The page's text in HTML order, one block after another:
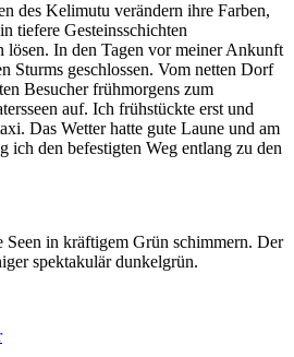
des Kelimutu verändern ihre Farben,
tiefere Gesteinsschichten
lösen. In den Tagen vor meiner Ankunft
Sturms geschlossen. Vom netten Dorf
Besucher frühmorgens zum
auf. Ich frühstückte erst und
Das Wetter hatte gute Laune und am
ich den befestigten Weg entlang zu den
Seen in kräftigem Grün schimmern. Der
spektakulär dunkelgrün.